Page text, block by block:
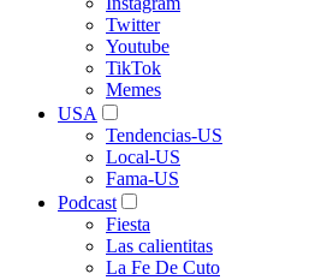
Twitter
Youtube
TikTok
Memes
USA
Tendencias-US
Local-US
Fama-US
Podcast
Fiesta
Las calientitas
La Fe De Cuto